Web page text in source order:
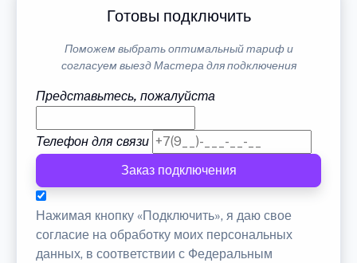
Готовы подключить
Поможем выбрать оптимальный тариф и
согласуем выезд Мастера для подключения
Представьтесь, пожалуйста
Телефон для связи
Заказ подключения
Нажимая кнопку «Подключить», я даю свое
согласие на обработку моих персональных
данных, в соответствии с Федеральным